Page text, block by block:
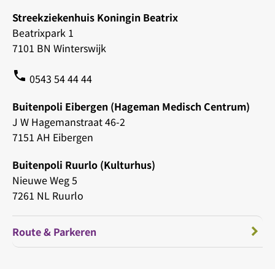
Streekziekenhuis Koningin Beatrix
Beatrixpark 1
7101 BN Winterswijk
phone 0543 54 44 44
Buitenpoli Eibergen (Hageman Medisch Centrum)
J W Hagemanstraat 46-2
7151 AH Eibergen
Buitenpoli Ruurlo (Kulturhus)
Nieuwe Weg 5
7261 NL Ruurlo
Route & Parkeren